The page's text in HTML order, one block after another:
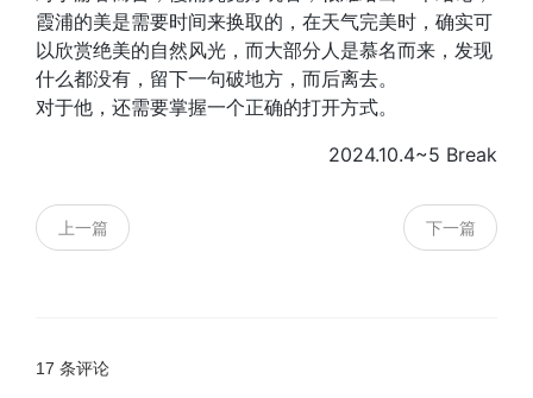
霞浦的美是需要时间来换取的，在天气完美时，确实可
以欣赏绝美的自然风光，而大部分人是慕名而来，发现
什么都没有，留下一句破地方，而后离去。
对于他，还需要掌握一个正确的打开方式。
2024.10.4~5 Break
上一篇 下一篇